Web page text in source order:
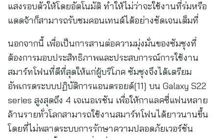
แสงรอบตัวให้โดยอัตโนมัติ ทำให้ไม่ว่าจะใช้งานที่ร่มหรือ
แดดจ้าก็สามารถรับชมคอนเทนต์ได้อย่างชัดเจนเต็มที่
นอกจากนี้ เพื่อเป็นการสานต่อความมุ่งมั่นของซัมซุงที่
ต้องการมอบประสิทธิภาพและประสบการณ์การใช้งาน
สมาร์ทโฟนที่ดีที่สุดให้แก่ผู้บริโภค ซัมซุงจึงได้เตรียม
อัพเกรดระบบปฏิบัติการแอนดรอยด์[11] บน Galaxy S22
series สูงสุดถึง 4 เจเนอเรชัน เพื่อให้กาแลคซี่แฟนหลาย
ล้านรายทั่วโลกสามารถใช้งานสมาร์ทโฟนได้ยาวนานขึ้น
โดยที่ไม่พลาดระบบการรักษาความปลอดภัยเวอร์ชัน